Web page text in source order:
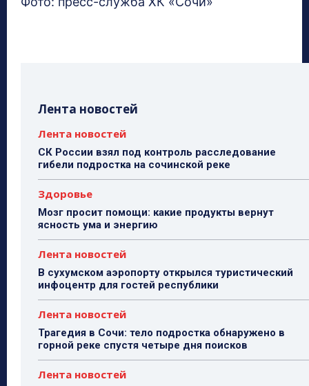
Лента новостей
Лента новостей
СК России взял под контроль расследование
гибели подростка на сочинской реке
Здоровье
Мозг просит помощи: какие продукты вернут
ясность ума и энергию
Лента новостей
В сухумском аэропорту открылся туристический
инфоцентр для гостей республики
Лента новостей
Трагедия в Сочи: тело подростка обнаружено в
горной реке спустя четыре дня поисков
Лента новостей